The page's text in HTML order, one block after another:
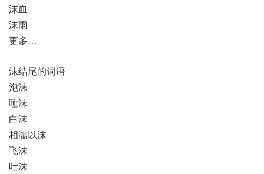
沫血
沫雨
更多…
沫结尾的词语
泡沫
唾沫
白沫
相濡以沫
飞沫
吐沫